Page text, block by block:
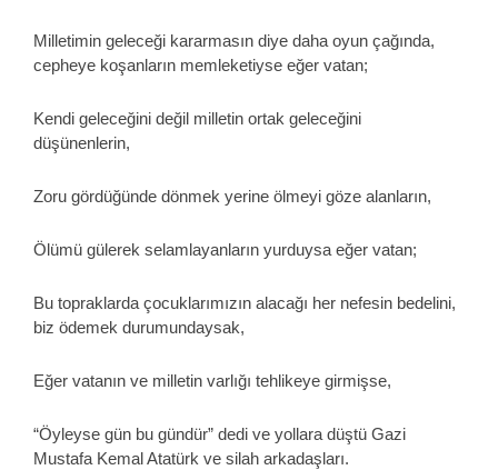
Milletimin geleceği kararmasın diye daha oyun çağında,
cepheye koşanların memleketiyse eğer vatan;
Kendi geleceğini değil milletin ortak geleceğini
düşünenlerin,
Zoru gördüğünde dönmek yerine ölmeyi göze alanların,
Ölümü gülerek selamlayanların yurduysa eğer vatan;
Bu topraklarda çocuklarımızın alacağı her nefesin bedelini,
biz ödemek durumundaysak,
Eğer vatanın ve milletin varlığı tehlikeye girmişse,
“Öyleyse gün bu gündür” dedi ve yollara düştü Gazi
Mustafa Kemal Atatürk ve silah arkadaşları.